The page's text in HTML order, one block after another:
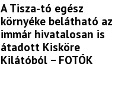
A Tisza-tó egész
környéke belátható az
immár hivatalosan is
átadott Kisköre
Kilátóból – FOTÓK